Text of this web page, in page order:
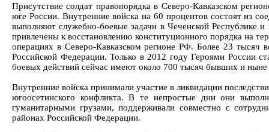
Присутствие солдат правопорядка в Северо-Кавказском
юге России. Внутренние войска на 60 процентов состоят из
выполняют служебно-боевые задачи в Чеченской Республике
привлечены к восстановлению конституционного порядка на
операциях в Северо-Кавказском регионе РФ. Более 23 тысяч
Российской Федерации. Только в 2012 году Героями России
боевых действий сейчас имеют около 700 тысяч бывших и
Внутренние войска принимали участие в ликвидации
югоосетинского конфликта. В те непростые дни они
гуманитарными грузами, поддерживали совместно с
районах Российской Федерации.